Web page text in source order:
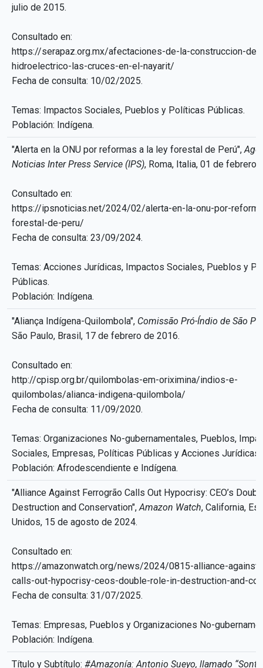
julio de 2015.
Consultado en:
https://serapaz.org.mx/afectaciones-de-la-construccion-
hidroelectrico-las-cruces-en-el-nayarit/
Fecha de consulta: 10/02/2025.
Temas: Impactos Sociales, Pueblos y Políticas Públicas.
Población: Indígena.
"Alerta en la ONU por reformas a la ley forestal de Perú",
Noticias Inter Press Service (IPS), Roma, Italia, 01 de febrero
Consultado en:
https://ipsnoticias.net/2024/02/alerta-en-la-onu-por-
forestal-de-peru/
Fecha de consulta: 23/09/2024.
Temas: Acciones Jurídicas, Impactos Sociales, Pueblos y
Públicas.
Población: Indígena.
"Aliança Indígena-Quilombola", Comissão Pró-Índio de São
São Paulo, Brasil, 17 de febrero de 2016.
Consultado en:
http://cpisp.org.br/quilombolas-em-oriximina/indios-e-
quilombolas/alianca-indigena-quilombola/
Fecha de consulta: 11/09/2020.
Temas: Organizaciones No-gubernamentales, Pueblos,
Sociales, Empresas, Políticas Públicas y Acciones Jurídicas.
Población: Afrodescendiente e Indígena.
"Alliance Against Ferrogrão Calls Out Hypocrisy: CEO’s
Destruction and Conservation",Amazon Watch, California,
Unidos, 15 de agosto de 2024.
Consultado en:
https://amazonwatch.org/news/2024/0815-alliance-
calls-out-hypocrisy-ceos-double-role-in-destruction-and-
Fecha de consulta: 31/07/2025.
Temas: Empresas, Pueblos y Organizaciones No-
Población: Indígena.
Título y Subtítulo: #Amazonía: Antonio Sueyo, llamado